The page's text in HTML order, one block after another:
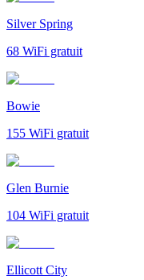
Silver Spring
68 WiFi gratuit
Bowie
155 WiFi gratuit
Glen Burnie
104 WiFi gratuit
Ellicott City